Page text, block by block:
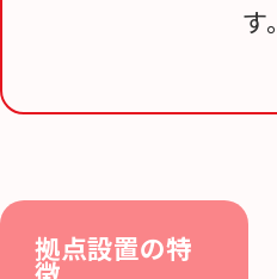
す。
拠点設置の特